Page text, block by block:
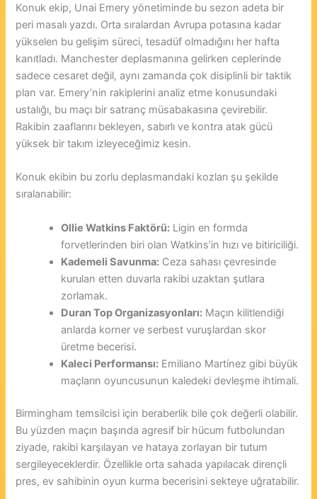
Konuk ekip, Unai Emery yönetiminde bu sezon adeta bir
peri masalı yazdı. Orta sıralardan Avrupa potasına kadar
yükselen bu gelişim süreci, tesadüf olmadığını her hafta
kanıtladı. Manchester deplasmanına gelirken ceplerinde
sadece cesaret değil, aynı zamanda çok disiplinli bir taktik
plan var. Emery’nin rakiplerini analiz etme konusundaki
ustalığı, bu maçı bir satranç müsabakasına çevirebilir.
Rakibin zaaflarını bekleyen, sabırlı ve kontra atak gücü
yüksek bir takım izleyeceğimiz kesin.
Konuk ekibin bu zorlu deplasmandaki kozları şu şekilde
sıralanabilir:
Ollie Watkins Faktörü: Ligin en formda
forvetlerinden biri olan Watkins’in hızı ve bitiriciliği.
Kademeli Savunma: Ceza sahası çevresinde
kurulan etten duvarla rakibi uzaktan şutlara
zorlamak.
Duran Top Organizasyonları: Maçın kilitlendiği
anlarda korner ve serbest vuruşlardan skor
üretme becerisi.
Kaleci Performansı: Emiliano Martínez gibi büyük
maçların oyuncusunun kaledeki devleşme ihtimali.
Birmingham temsilcisi için beraberlik bile çok değerli olabilir.
Bu yüzden maçın başında agresif bir hücum futbolundan
ziyade, rakibi karşılayan ve hataya zorlayan bir tutum
sergileyeceklerdir. Özellikle orta sahada yapılacak dirençli
pres, ev sahibinin oyun kurma becerisini sekteye uğratabilir.